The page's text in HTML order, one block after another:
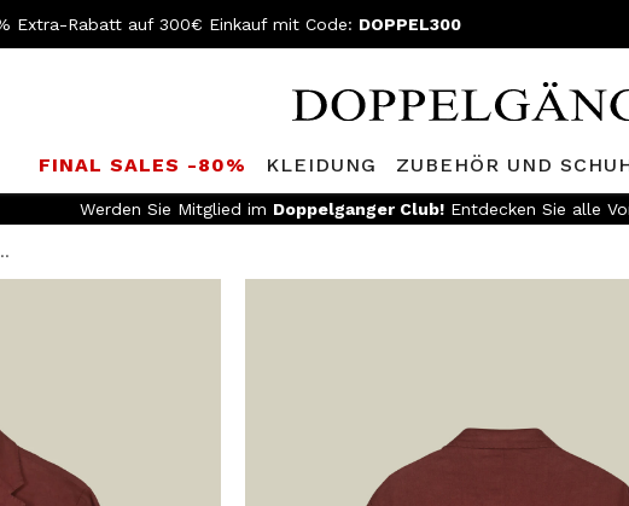
Extra-Rabatt auf 300€ Einkauf mit Code: DOPPEL300
FINAL SALES -80% KLEIDUNG ZUBEHÖR UND
Werden Sie Mitglied im Doppelganger Club! Entdecken Sie alle